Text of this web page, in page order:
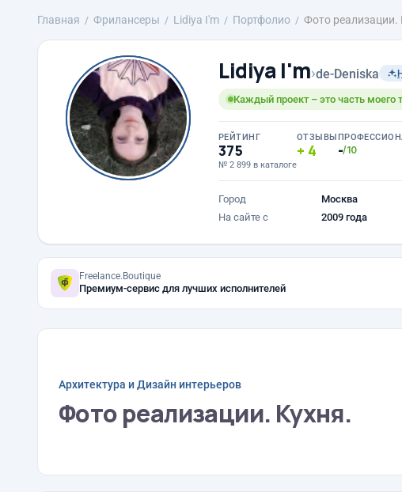
Главная Фрилансеры Lidiya I'm Портфолио Фото реализации.
Lidiya I'm›de-Deniska
Каждый проект – это часть моего
РЕЙТИНГ
375
№ 2 899 в каталоге
ОТЗЫВЫ
4 -/10
Город
Москва
На сайте с
2009 года
Freelance.Boutique
Премиум-сервис для лучших исполнителей
Архитектура и Дизайн интерьеров
Фото реализации. Кухня.